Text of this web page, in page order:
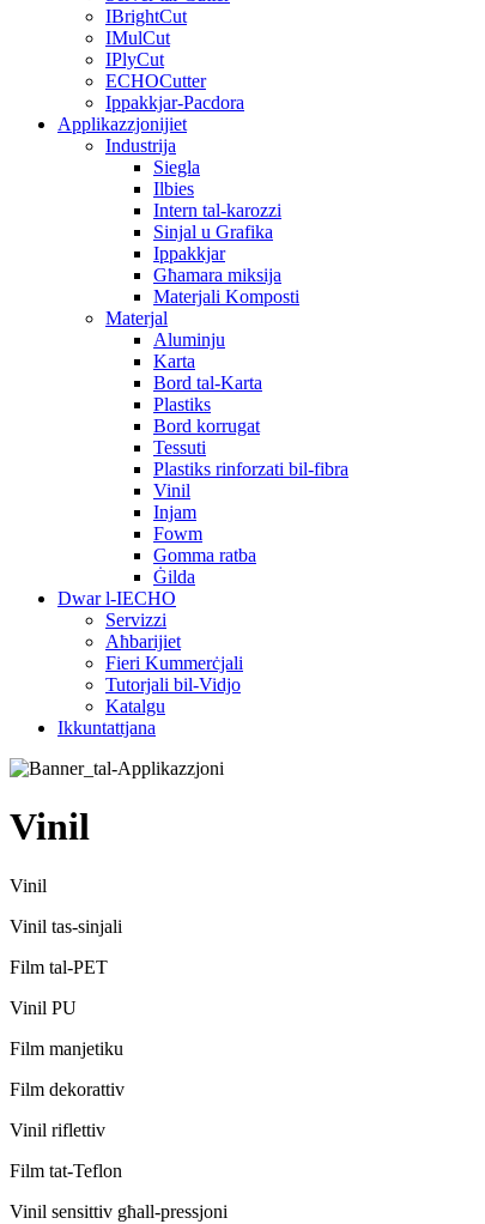
IBrightCut
IMulCut
IPlyCut
ECHOCutter
Ippakkjar-Pacdora
Applikazzjonijiet
Industrija
Siegla
Ilbies
Intern tal-karozzi
Sinjal u Grafika
Ippakkjar
Għamara miksija
Materjali Komposti
Materjal
Aluminju
Karta
Bord tal-Karta
Plastiks
Bord korrugat
Tessuti
Plastiks rinforzati bil-fibra
Vinil
Injam
Fowm
Gomma ratba
Ġilda
Dwar l-IECHO
Servizzi
Aħbarijiet
Fieri Kummerċjali
Tutorjali bil-Vidjo
Katalgu
Ikkuntattjana
Vinil
Vinil
Vinil tas-sinjali
Film tal-PET
Vinil PU
Film manjetiku
Film dekorattiv
Vinil riflettiv
Film tat-Teflon
Vinil sensittiv għall-pressjoni